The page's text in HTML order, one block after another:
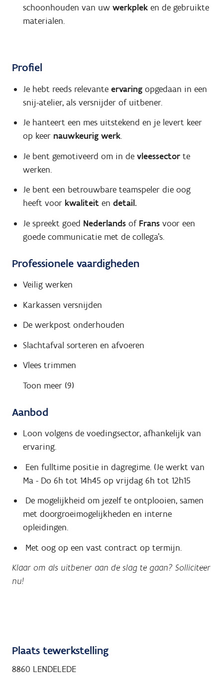
schoonhouden van uw werkpleken de gebruikte
materialen.
Profiel
Je hebt reeds relevante ervaring opgedaan in een
snij-atelier, als versnijder of uitbener.
Je hanteert een mes uitstekend en je levert keer
op keer nauwkeurig werk.
Je bent gemotiveerd om in de vleessectorte
werken.
Je bent een betrouwbare teamspeler die oog
heeft voor kwaliteiten detail.
Je spreekt goed Nederlandsof Fransvoor een
goede communicatie met de collega's.
Professionele vaardigheden
Veilig werken
Karkassen versnijden
De werkpost onderhouden
Slachtafval sorteren en afvoeren
Vlees trimmen
Toon meer (9)
Aanbod
Loon volgens de voedingsector, afhankelijk van
ervaring.
Een fulltime positie in dagregime. (Je werkt van
Ma - Do 6h tot 14h45 op vrijdag 6h tot 12h15
De mogelijkheid om jezelf te ontplooien, samen
met doorgroeimogelijkheden en interne
opleidingen.
Met oog op een vast contract op termijn.
Klaar om als uitbener aan de slag te gaan? Solliciteer
nu!
Plaats tewerkstelling
8860 LENDELEDE